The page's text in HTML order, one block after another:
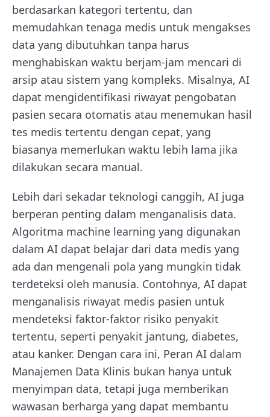
berdasarkan kategori tertentu, dan
memudahkan tenaga medis untuk mengakses
data yang dibutuhkan tanpa harus
menghabiskan waktu berjam-jam mencari di
arsip atau sistem yang kompleks. Misalnya, AI
dapat mengidentifikasi riwayat pengobatan
pasien secara otomatis atau menemukan hasil
tes medis tertentu dengan cepat, yang
biasanya memerlukan waktu lebih lama jika
dilakukan secara manual.
Lebih dari sekadar teknologi canggih, AI juga
berperan penting dalam menganalisis data.
Algoritma machine learning yang digunakan
dalam AI dapat belajar dari data medis yang
ada dan mengenali pola yang mungkin tidak
terdeteksi oleh manusia. Contohnya, AI dapat
menganalisis riwayat medis pasien untuk
mendeteksi faktor-faktor risiko penyakit
tertentu, seperti penyakit jantung, diabetes,
atau kanker. Dengan cara ini, Peran AI dalam
Manajemen Data Klinis bukan hanya untuk
menyimpan data, tetapi juga memberikan
wawasan berharga yang dapat membantu